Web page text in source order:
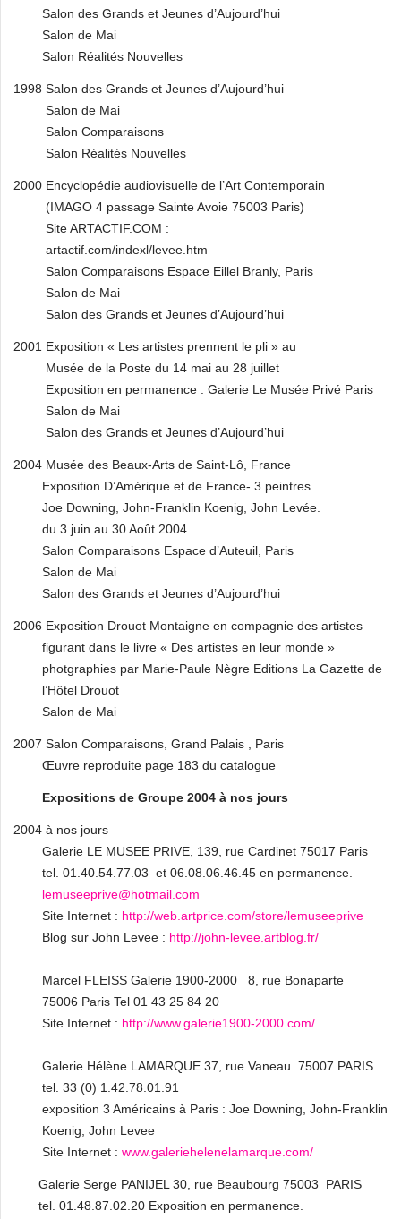
Salon des Grands et Jeunes d’Aujourd’hui
Salon de Mai
Salon Réalités Nouvelles
1998 Salon des Grands et Jeunes d’Aujourd’hui
Salon de Mai
Salon Comparaisons
Salon Réalités Nouvelles
2000 Encyclopédie audiovisuelle de l’Art Contemporain
(IMAGO 4 passage Sainte Avoie 75003 Paris)
Site ARTACTIF.COM :
artactif.com/indexl/levee.htm
Salon Comparaisons Espace Eillel Branly, Paris
Salon de Mai
Salon des Grands et Jeunes d’Aujourd’hui
2001 Exposition « Les artistes prennent le pli » au
Musée de la Poste du 14 mai au 28 juillet
Exposition en permanence : Galerie Le Musée Privé Paris
Salon de Mai
Salon des Grands et Jeunes d’Aujourd’hui
2004 Musée des Beaux-Arts de Saint-Lô, France
Exposition D’Amérique et de France- 3 peintres
Joe Downing, John-Franklin Koenig, John Levée.
du 3 juin au 30 Août 2004
Salon Comparaisons Espace d’Auteuil, Paris
Salon de Mai
Salon des Grands et Jeunes d’Aujourd’hui
2006 Exposition Drouot Montaigne en compagnie des artistes
figurant dans le livre « Des artistes en leur monde »
photgraphies par Marie-Paule Nègre Editions La Gazette de
l’Hôtel Drouot
Salon de Mai
2007 Salon Comparaisons, Grand Palais , Paris
Œuvre reproduite page 183 du catalogue
Expositions de Groupe 2004 à nos jours
2004 à nos jours
Galerie LE MUSEE PRIVE, 139, rue Cardinet 75017 Paris
tel. 01.40.54.77.03 et 06.08.06.46.45 en permanence.
lemuseeprive@hotmail.com
Site Internet : http://web.artprice.com/store/lemuseeprive
Blog sur John Levee : http://john-levee.artblog.fr/
Marcel FLEISS Galerie 1900-2000 8, rue Bonaparte
75006 Paris Tel 01 43 25 84 20
Site Internet : http://www.galerie1900-2000.com/
Galerie Hélène LAMARQUE 37, rue Vaneau 75007 PARIS
tel. 33 (0) 1.42.78.01.91
exposition 3 Américains à Paris : Joe Downing, John-Franklin
Koenig, John Levee
Site Internet : www.galeriehelenelamarque.com/
Galerie Serge PANIJEL 30, rue Beaubourg 75003 PARIS
tel. 01.48.87.02.20 Exposition en permanence.